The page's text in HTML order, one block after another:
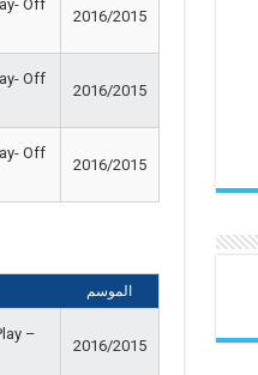
2016/2015
2016/2015
2016/2015
الموسم
2016/2015